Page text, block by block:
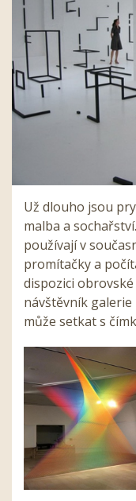
Už dlouho jsou
malba a
používají v
promítačky a
dispozici
návštěvník
může setkat s